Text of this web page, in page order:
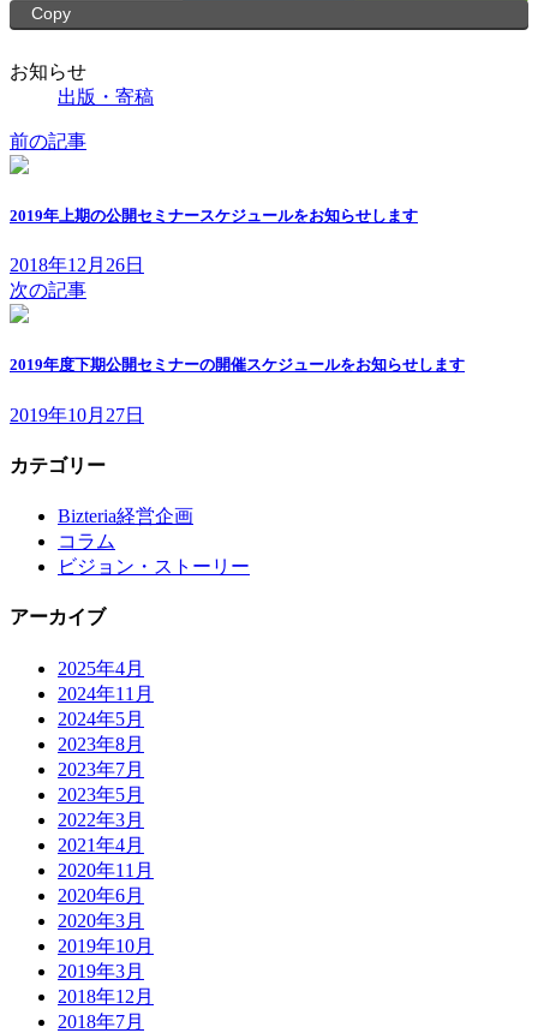
Copy
お知らせ
出版・寄稿
前の記事
2019年上期の公開セミナースケジュールをお知らせします
2018年12月26日
次の記事
2019年度下期公開セミナーの開催スケジュールをお知らせします
2019年10月27日
カテゴリー
Bizteria経営企画
コラム
ビジョン・ストーリー
アーカイブ
2025年4月
2024年11月
2024年5月
2023年8月
2023年7月
2023年5月
2022年3月
2021年4月
2020年11月
2020年6月
2020年3月
2019年10月
2019年3月
2018年12月
2018年7月